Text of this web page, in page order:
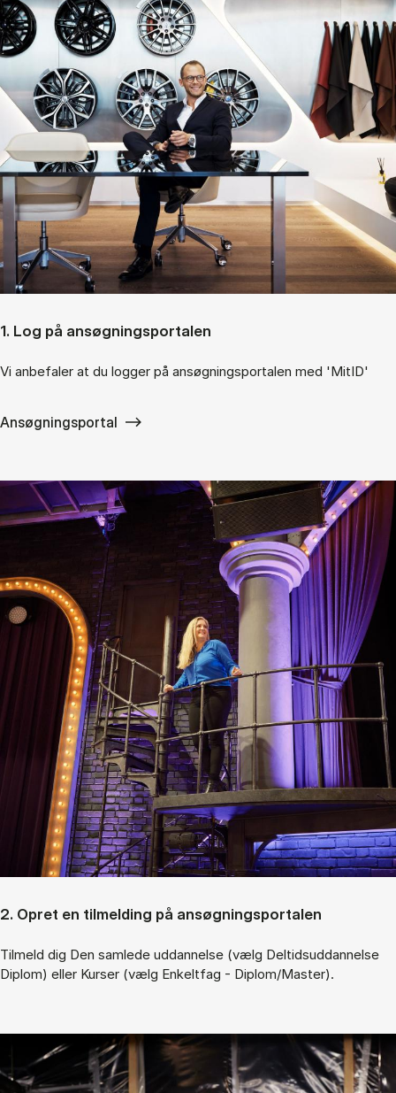
1. Log på an­søg­nings­por­ta­len
Vi anbefaler at du logger på ansøgningsportalen med 'MitID'
Ansøgningsportal
2. Op­ret en til­mel­ding på an­søg­nings­por­ta­len
Til­meld dig Den sam­le­de ud­dan­nel­se (vælg Del­tids­ud­dan­nel­se
Diplom) el­ler Kur­ser (vælg En­kelt­fag - Diplom/Ma­ster).